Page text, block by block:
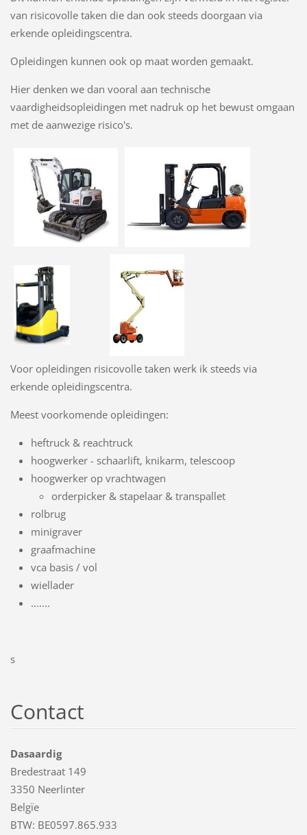
van risicovolle taken die dan ook steeds doorgaan via
erkende opleidingscentra.
Opleidingen kunnen ook op maat worden gemaakt.
Hier denken we dan vooral aan technische
vaardigheidsopleidingen met nadruk op het bewust omgaan
met de aanwezige risico's.
Voor opleidingen risicovolle taken werk ik steeds via
erkende opleidingscentra.
Meest voorkomende opleidingen:
heftruck & reachtruck
hoogwerker - schaarlift, knikarm, telescoop
hoogwerker op vrachtwagen
orderpicker & stapelaar & transpallet
rolbrug
minigraver
graafmachine
vca basis / vol
wiellader
.......
s
Contact
Dasaardig
Bredestraat 149
3350 Neerlinter
Belgïe
BTW: BE0597.865.933